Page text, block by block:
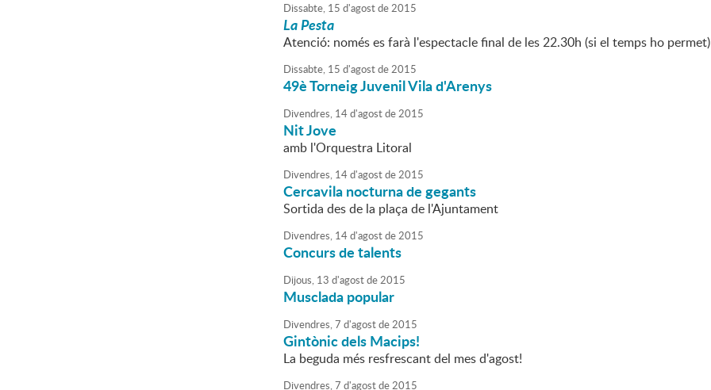
Dissabte, 15 d'agostde2015
La Pesta
Atenció: només es farà l'espectacle final de les 22.30h (si el temps ho permet)
Dissabte, 15 d'agostde2015
49è Torneig Juvenil Vila d'Arenys
Divendres, 14d'agostde2015
Nit Jove
amb l'Orquestra Litoral
Divendres, 14d'agostde2015
Cercavila nocturna de gegants
Sortida des de la plaça de l'Ajuntament
Divendres, 14d'agostde2015
Concurs de talents
Dijous, 13 d'agostde2015
Musclada popular
Divendres,7 d'agostde2015
Gintònic dels Macips!
La beguda més resfrescant del mes d'agost!
Divendres,7 d'agostde2015